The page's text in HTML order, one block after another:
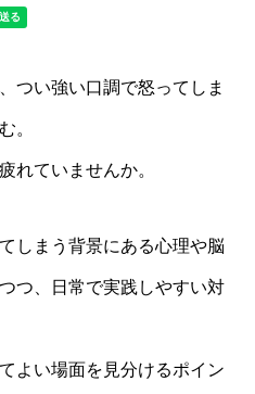
つい強い口調で怒ってしま
。
れていませんか。
しまう背景にある心理や脳
つ、日常で実践しやすい対
よい場面を見分けるポイン